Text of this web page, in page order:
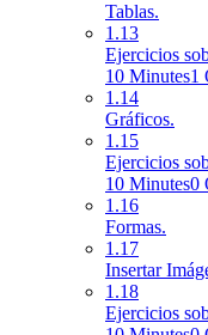
Tablas.
1.13
Ejercicios
10 Minutes1
1.14
Gráficos.
1.15
Ejercicios
10 Minutes0
1.16
Formas.
1.17
Insertar
1.18
Ejercicios